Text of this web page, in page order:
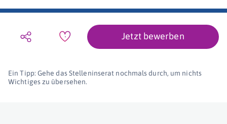
Jetzt bewerben
Ein Tipp: Gehe das Stelleninserat nochmals durch, um nichts
Wichtiges zu übersehen.